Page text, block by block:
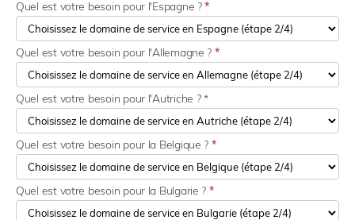
Quel est votre besoin pour l'Espagne ?*
Quel est votre besoin pour l'Allemagne ? *
Quel est votre besoin pour l'Autriche ? *
Quel est votre besoin pour la Belgique ? *
Quel est votre besoin pour la Bulgarie ? *